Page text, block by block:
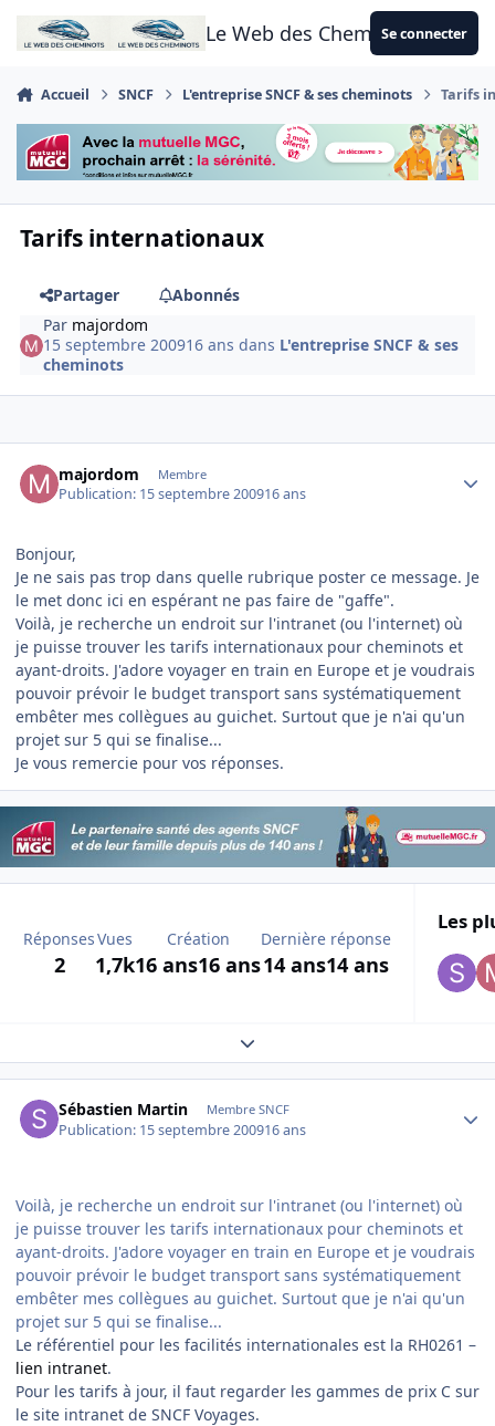
Aller au contenu
Le Web des CheminotsSe connecter
Accueil SNCF L'entreprise SNCF & ses cheminots Tarifs
Tarifs internationaux
Partager
Abonnés
Par majordom
15 septembre 200916 ans dans L'entreprise SNCF & ses
cheminots
majordom Membre
Publication: 15 septembre 200916 ans
Bonjour,
Je ne sais pas trop dans quelle rubrique poster ce message. Je
le met donc ici en espérant ne pas faire de "gaffe".
Voilà, je recherche un endroit sur l'intranet (ou l'internet) où
je puisse trouver les tarifs internationaux pour cheminots et
ayant-droits. J'adore voyager en train en Europe et je voudrais
pouvoir prévoir le budget transport sans systématiquement
embêter mes collègues au guichet. Surtout que je n'ai qu'un
projet sur 5 qui se finalise...
Je vous remercie pour vos réponses.
Réponses
2
Vues
1,7k
Création
16 ans16 ans
Dernière réponse
14 ans14 ans
Les
Expand topic overview
Sébastien Martin Membre SNCF
Publication: 15 septembre 200916 ans
Voilà, je recherche un endroit sur l'intranet (ou l'internet) où
je puisse trouver les tarifs internationaux pour cheminots et
ayant-droits. J'adore voyager en train en Europe et je voudrais
pouvoir prévoir le budget transport sans systématiquement
embêter mes collègues au guichet. Surtout que je n'ai qu'un
projet sur 5 qui se finalise...
Le référentiel pour les facilités internationales est la RH0261 –
lien intranet.
Pour les tarifs à jour, il faut regarder les gammes de prix C sur
le site intranet de SNCF Voyages.